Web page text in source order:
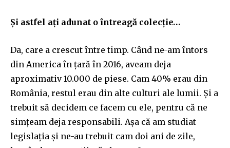
Și astfel ați adunat o întreagă colecție…
Da, care a crescut între timp. Când ne-am întors
din America în țară în 2016, aveam deja
aproximativ 10.000 de piese. Cam 40% erau din
România, restul erau din alte culturi ale lumii. Și a
trebuit să decidem ce facem cu ele, pentru că ne
simțeam deja responsabili. Așa că am studiat
legislația și ne-au trebuit cam doi ani de zile,